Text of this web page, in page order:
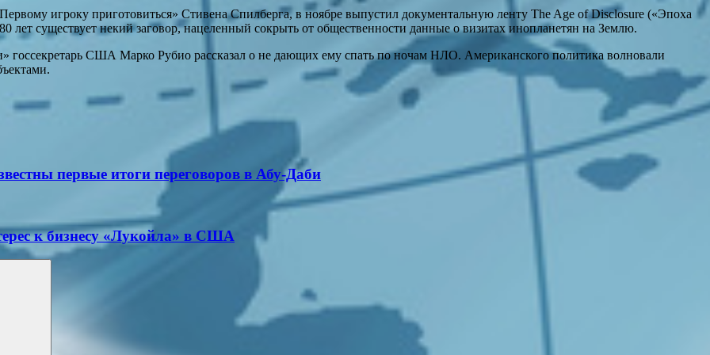
игроку приготовиться» Стивена Спилберга, в ноябре выпустил документальную ленту The Age of Disclosure («Эпоха
лет существует некий заговор, нацеленный сокрыть от общественности данные о визитах инопланетян на Землю.
госсекретарь США Марко Рубио рассказал о не дающих ему спать по ночам НЛО. Американского политика волновали
первые итоги переговоров в Абу-Даби
к бизнесу «Лукойла» в США